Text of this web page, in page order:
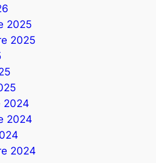
2025
2025
2024
2024
2024